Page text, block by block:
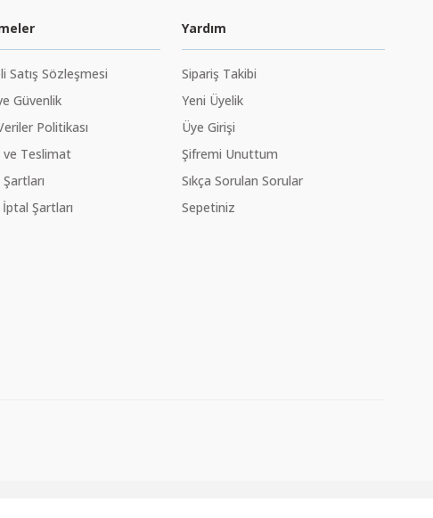
Satış Sözleşmesi
Güvenlik
Politikası
ve Teslimat
Şartları
Yardım
Sipariş Takibi
Yeni Üyelik
Üye Girişi
Şifremi Unuttum
Sıkça Sorulan Sorular
Sepetiniz